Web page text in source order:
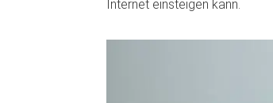
Internet einsteigen kann.